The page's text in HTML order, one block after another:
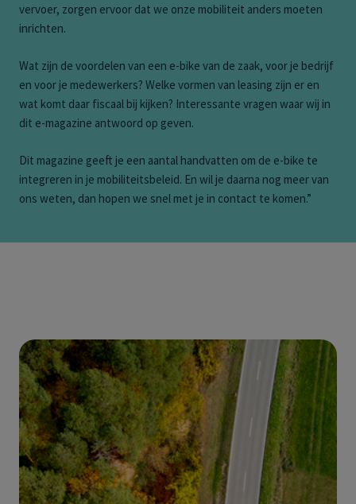
vervoer, zorgen ervoor dat we onze mobiliteit anders moeten
inrichten.
Wat zijn de voordelen van een e-bike van de zaak, voor je bedrijf
en voor je medewerkers? Welke vormen van leasing zijn er en
wat komt daar fiscaal bij kijken? Interessante vragen waar wij in
dit e-magazine antwoord op geven.
Dit magazine geeft je een aantal handvatten om de e-bike te
integreren in je mobiliteitsbeleid. En wil je daarna nog meer van
ons weten, dan hopen we snel met je in contact te komen.”